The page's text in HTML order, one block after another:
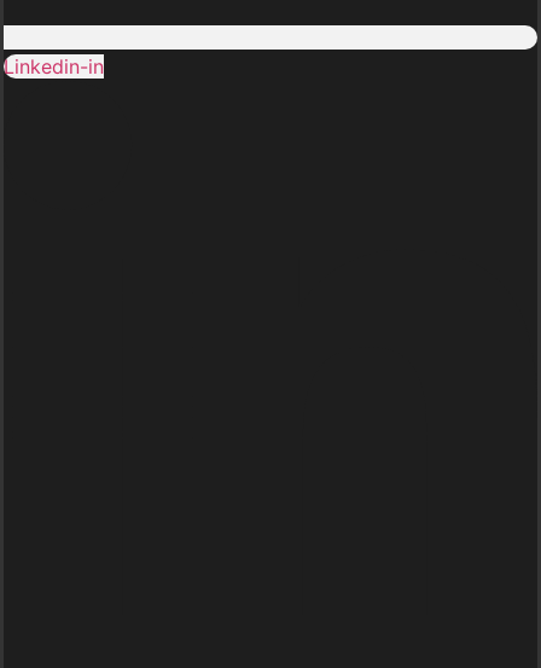
Linkedin-in